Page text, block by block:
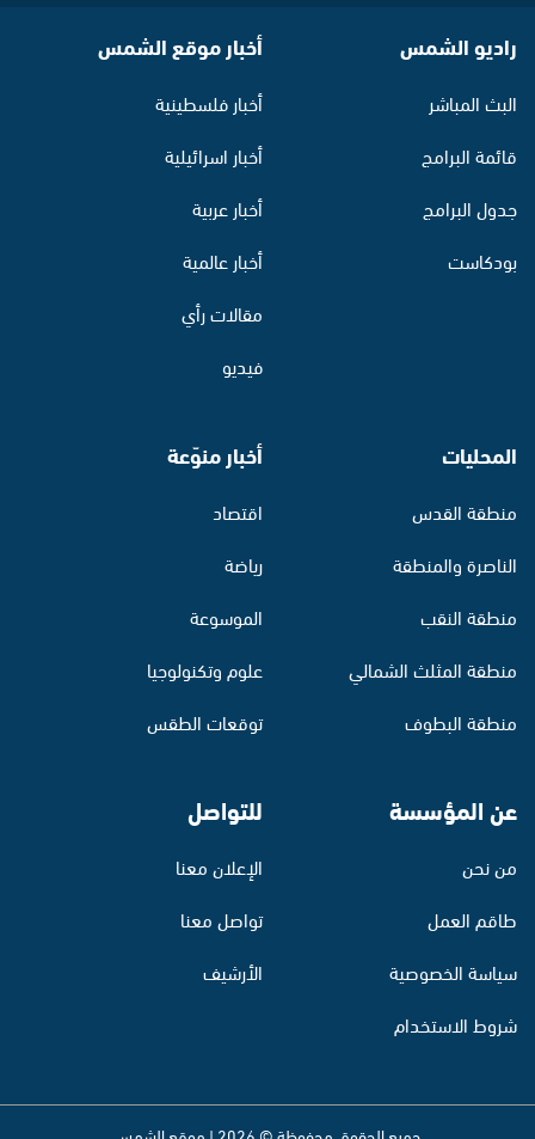
راديو الشمس
البث المباشر
قائمة البرامج
جدول البرامج
بودكاست
أخبار موقع الشمس
أخبار فلسطينية
أخبار اسرائيلية
أخبار عربية
أخبار عالمية
مقالات رأي
فيديو
المحليات
منطقة القدس
الناصرة والمنطقة
منطقة النقب
منطقة المثلث الشمالي
منطقة البطوف
أخبار منوّعة
اقتصاد
رياضة
الموسوعة
علوم وتكنولوجيا
توقعات الطقس
عن المؤسسة
من نحن
طاقم العمل
سياسة الخصوصية
شروط الاستخدام
للتواصل
الإعلان معنا
تواصل معنا
الأرشيف